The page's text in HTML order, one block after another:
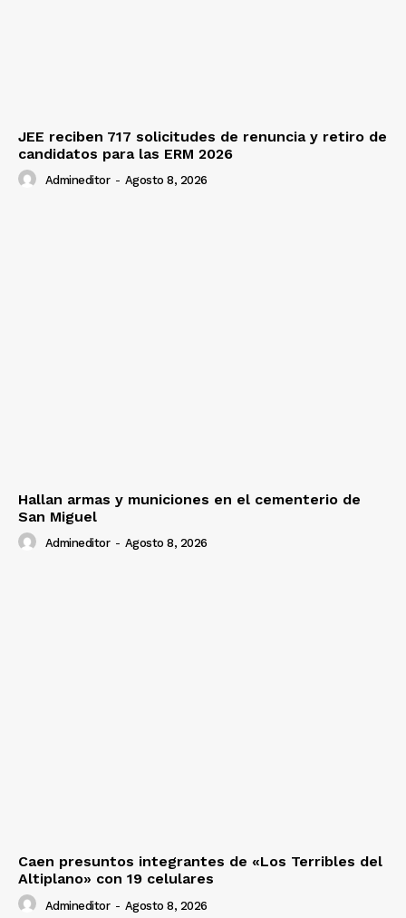
JEE reciben 717 solicitudes de renuncia y retiro de
candidatos para las ERM 2026
Admineditor - Agosto 8, 2026
Hallan armas y municiones en el cementerio de
San Miguel
Admineditor - Agosto 8, 2026
Caen presuntos integrantes de «Los Terribles del
Altiplano» con 19 celulares
Admineditor - Agosto 8, 2026